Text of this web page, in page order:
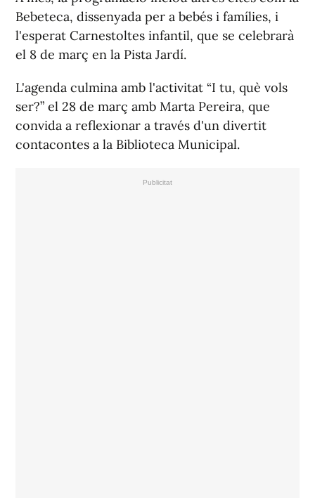
Bebeteca, dissenyada per a bebés i famílies, i
l'esperat Carnestoltes infantil, que se celebrarà
el 8 de març en la Pista Jardí.
L'agenda culmina amb l'activitat “I tu, què vols
ser?” el 28 de març amb Marta Pereira, que
convida a reflexionar a través d'un divertit
contacontes a la Biblioteca Municipal.